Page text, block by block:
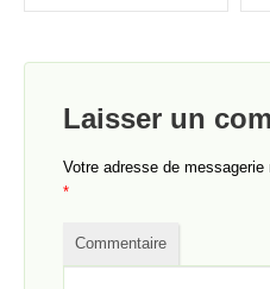
Laisser un
Votre adresse de messagerie
*
Commentaire